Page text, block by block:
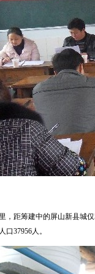
，距筹建中的屏山新县城
37956人。